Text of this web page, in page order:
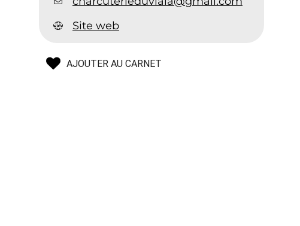
Site web
AJOUTER AU CARNET